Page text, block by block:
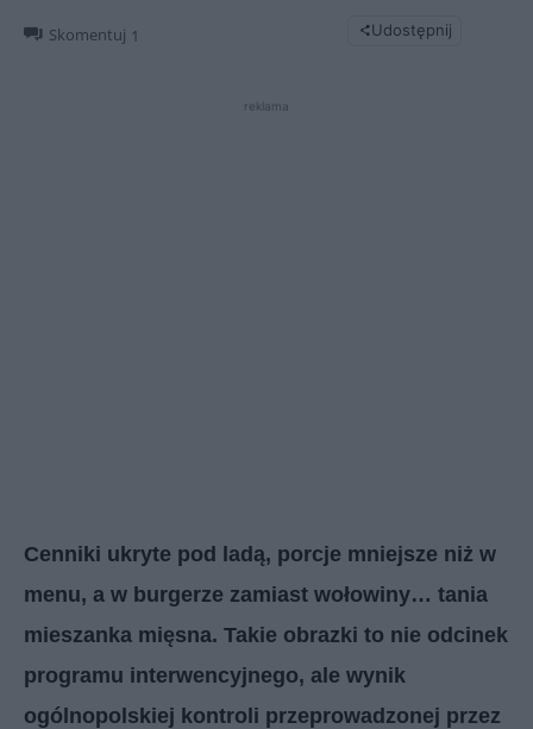
Skomentuj 1 Udostępnij
reklama
Cenniki ukryte pod ladą, porcje mniejsze niż w
menu, a w burgerze zamiast wołowiny… tania
mieszanka mięsna. Takie obrazki to nie odcinek
programu interwencyjnego, ale wynik
ogólnopolskiej kontroli przeprowadzonej przez